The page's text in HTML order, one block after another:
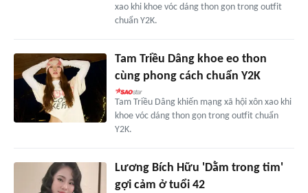
xao khi khoe vóc dáng thon gọn trong outfit
chuẩn Y2K.
Tam Triều Dâng khoe eo thon
cùng phong cách chuẩn Y2K
Tam Triều Dâng khiến mạng xã hội xôn xao khi
khoe vóc dáng thon gọn trong outfit chuẩn
Y2K.
Lương Bích Hữu 'Dằm trong tim'
gợi cảm ở tuổi 42